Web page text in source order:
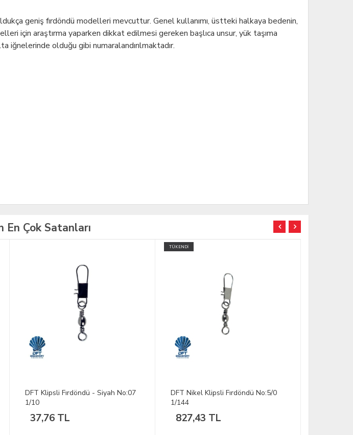
geniş fırdöndü modelleri mevcuttur. Genel kullanımı, üstteki halkaya bedenin,
için araştırma yaparken dikkat edilmesi gereken başlıca unsur, yük taşıma
iğnelerinde olduğu gibi numaralandırılmaktadır.
En Çok Satanları
DFT Nikel Klipsli Fırdöndü No:5/0
1/144
827,43 TL
DFT Nikel Klipsli Fırdöndü No:14
1/144
275,31 TL